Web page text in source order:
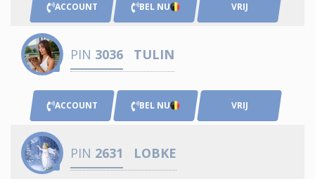
ACCOUNT BEL NU VRIJ
PIN 3036 TULIN
ACCOUNT BEL NU VRIJ
PIN 2631 LOBKE